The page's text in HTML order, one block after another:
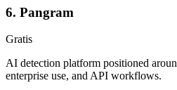
6. Pangram
Gratis
AI detection platform positioned
enterprise use, and API workflows.